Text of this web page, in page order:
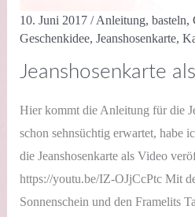
10. Juni 2017 /Anleitung, basteln,
Geschenkidee, Jeanshosenkarte,
Jeanshosenkarte
Hier kommt die Anleitung für die
schon sehnsüchtig erwartet, habe
die Jeanshosenkarte als Video
https://youtu.be/IZ-OJjCcPtc Mit
Sonnenschein und den Framelits